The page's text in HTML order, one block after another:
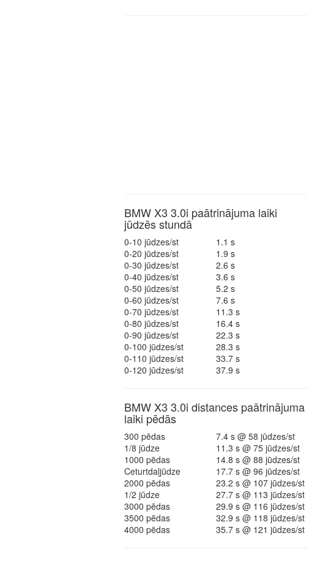
BMW X3 3.0i paātrinājuma laiki
jūdzēs stundā
0-10 jūdzes/st
1.1 s
0-20 jūdzes/st
1.9 s
0-30 jūdzes/st
2.6 s
0-40 jūdzes/st
3.6 s
0-50 jūdzes/st
5.2 s
0-60 jūdzes/st
7.6 s
0-70 jūdzes/st
11.3 s
0-80 jūdzes/st
16.4 s
0-90 jūdzes/st
22.3 s
0-100 jūdzes/st
28.3 s
0-110 jūdzes/st
33.7 s
0-120 jūdzes/st
37.9 s
BMW X3 3.0i distances paātrinājuma
laiki pēdās
300 pēdas
7.4 s @ 58 jūdzes/st
1/8 jūdze
11.3 s @ 75 jūdzes/st
1000 pēdas
14.8 s @ 88 jūdzes/st
Ceturtdaļjūdze
17.7 s @ 96 jūdzes/st
2000 pēdas
23.2 s @ 107 jūdzes/st
1/2 jūdze
27.7 s @ 113 jūdzes/st
3000 pēdas
29.9 s @ 116 jūdzes/st
3500 pēdas
32.9 s @ 118 jūdzes/st
4000 pēdas
35.7 s @ 121 jūdzes/st